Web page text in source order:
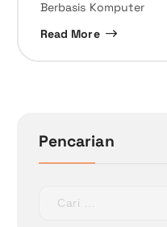
Berbasis Komputer
Read More
Pencarian